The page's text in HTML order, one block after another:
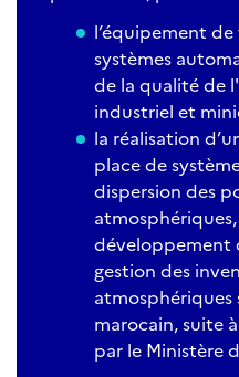
l’équipement
systèmes
de la qualité de
industriel et
la réalisation
place de
dispersion des
développement
gestion des
marocain, suite
par le Ministère